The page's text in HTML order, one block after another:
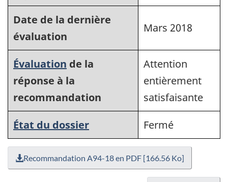
Date de la dernière
évaluation
Mars 2018
Évaluation de la
réponse à la
recommandation
Attention
entièrement
satisfaisante
État du dossier
Fermé
Recommandation A94-18 en PDF [166.56 Ko]